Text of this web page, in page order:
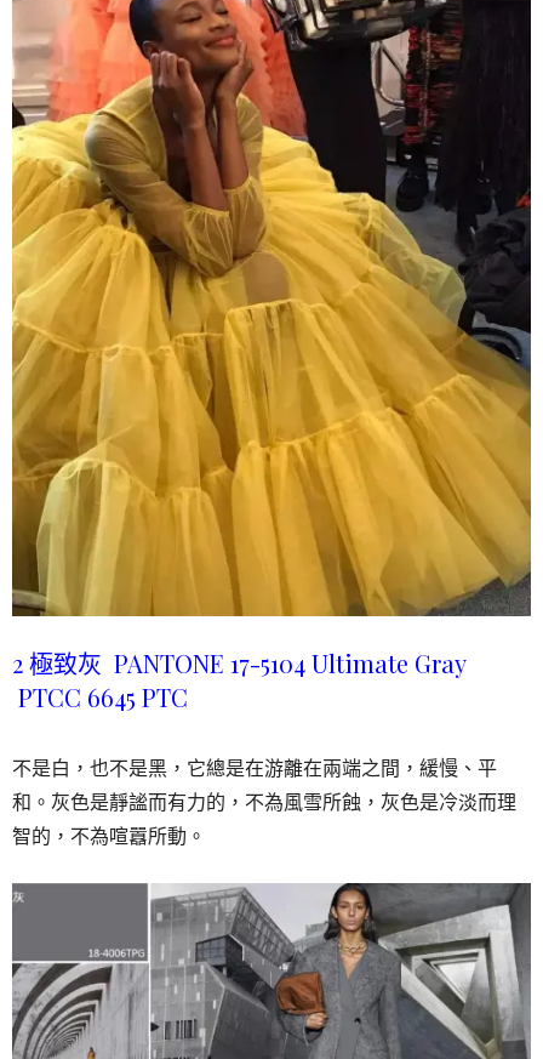
2 極致灰 PANTONE 17-5104 Ultimate Gray
PTCC 6645 PTC
不是白，也不是黑，它總是在游離在兩端之間，緩慢、平
和。灰色是靜謐而有力的，不為風雪所蝕，灰色是冷淡而理
智的，不為喧囂所動。